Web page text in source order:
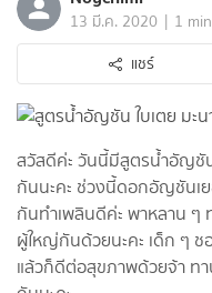
13 มี.ค. 2020 | 1
แชร์
สวัสดีค่ะ วันนี้มีสูตรน้ำอัญชัน
กันนะคะ ช่วงนี้ดอกอัญชันเ
กันทำเพลินดีค่ะ พาหลาน ๆ
ผู้ใหญ่กันด้วยนะคะ เด็ก ๆ ช
แล้วก็ดีต่อสุขภาพด้วยจ้า ท